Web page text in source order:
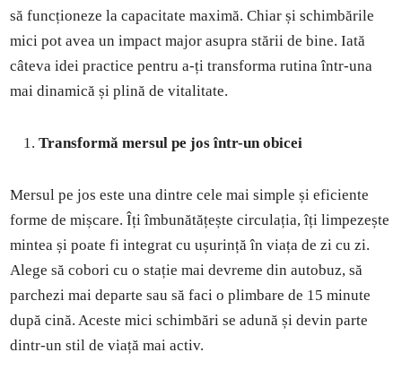
să funcționeze la capacitate maximă. Chiar și schimbările
mici pot avea un impact major asupra stării de bine. Iată
câteva idei practice pentru a-ți transforma rutina într-una
mai dinamică și plină de vitalitate.
Transformă mersul pe jos într-un obicei
Mersul pe jos este una dintre cele mai simple și eficiente
forme de mișcare. Îți îmbunătățește circulația, îți limpezește
mintea și poate fi integrat cu ușurință în viața de zi cu zi.
Alege să cobori cu o stație mai devreme din autobuz, să
parchezi mai departe sau să faci o plimbare de 15 minute
după cină. Aceste mici schimbări se adună și devin parte
dintr-un stil de viață mai activ.